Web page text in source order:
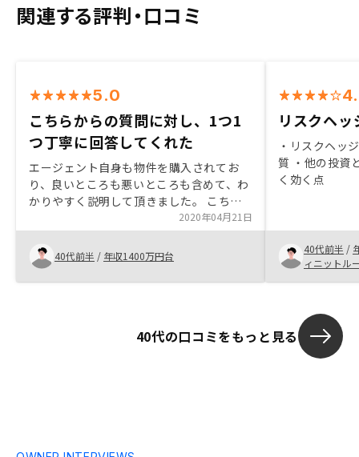
関連する評判・口コミ
5.0
こちらからの質問に対し、1つ1
つ丁寧に回答してくれた
エージェント自身も物件を購入されてお
り、良いところも悪いところも含めて、わ
かりやすく説明して頂きました。 こちら
からの質問に対しても、ひとつひとつ丁寧
にわかりやすく回答頂き、信用することが
できました。手続きの時もお伝えさせて頂
きましたが、捺印箇所や署名箇所がとても
多かったので、少しでも簡素化でき、手続
2020年04月21日
40代前半 / 年収1400万円台
リスクヘ
・リスクヘッ
質 ・他の投資
く効く点
40代前半 /
ィニットル
40代の口コミをもっと見る